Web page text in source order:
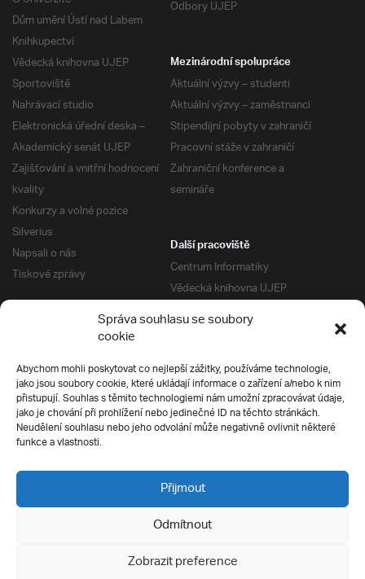
Správa souhlasu se soubory
cookie
Abychom mohli poskytovat co nejlepší zážitky, používáme technologie,
jako jsou soubory cookie, které ukládají informace o zařízení a/nebo k nim
přistupují. Souhlas s těmito technologiemi nám umožní zpracovávat údaje,
jako je chování při prohlížení nebo jedinečné ID na těchto stránkách.
Neudělení souhlasu nebo jeho odvolání může negativně ovlivnit některé
funkce a vlastnosti.
Přijmout
Odmítnout
Zobrazit preference
Odbory UJEP
Dům umění Ústí nad Labem
Knihkupectví
Vědecká knihovna UJEP
Sportoviště
Nahrávací studio
Elektronická úřední deska –
Akademický senát UJEP
Zajišťování a vnitřní hodnocení
kvality
Konkurzy a volné pozice
Silverius
Napsali o nás
Tiskové zprávy
Mezinárodní spolupráce
Aktuální výzvy – studenti
Aktuální výzvy – zaměstnanci
Stipendijní pobyty v zahraničí
Pracovní stáže v zahraničí
Zahraniční konference a
semináře
Další pracoviště
Centrum Informatiky
Vědecká knihovna UJEP
Správa kolejí a menz
Univerzitní centrum podpory
Silverius
Pro uchazeče
Přijímací řízení
E-prihlaska
Přípravné kurzy
Ochrana soukromí
Všechna práva vyhrazena